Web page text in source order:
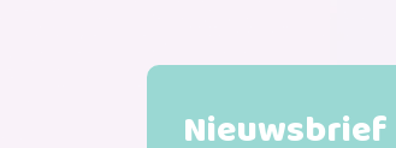
Nieuwsbrief